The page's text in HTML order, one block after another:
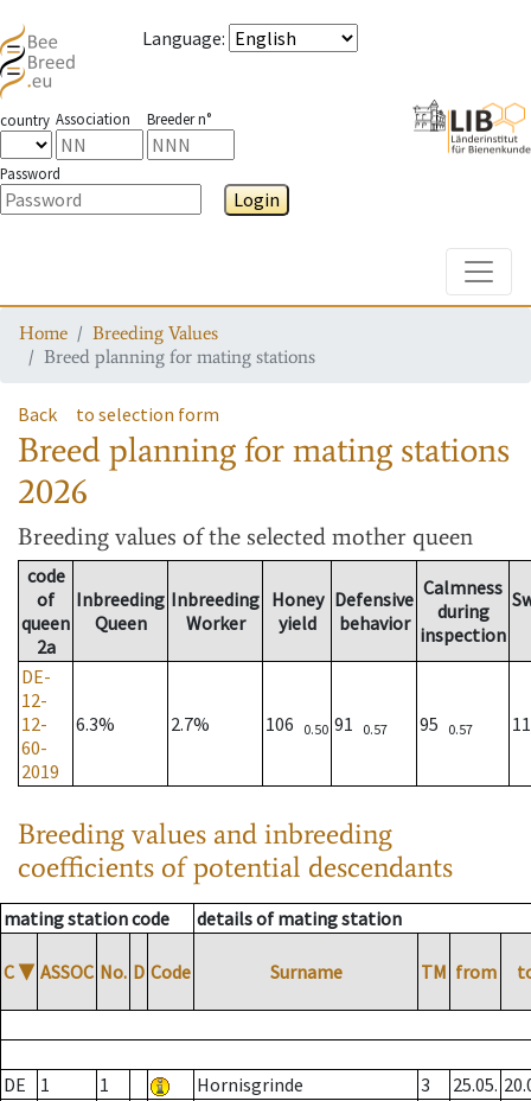
Language:
country Association Breeder n°
Password
Login
Home
Breeding Values
Breed planning for mating stations
Back to selection form
Breed planning for mating stations
2026
Breeding values of the selected mother queen
code
of
queen
2a
Inbreeding
Queen
Inbreeding
Worker
Honey
yield
Defensive
behavior
Calmness
during
inspection
DE-
12-
12-
60-
2019
6.3% 2.7% 106 0.50 91 0.57 95 0.57
Breeding values and inbreeding
coefficients of potential descendants
mating station code details of mating station
C ▼ ASSOC No. D Code Surname TM from
DE 1 1 Hornisgrinde 3 25.05.